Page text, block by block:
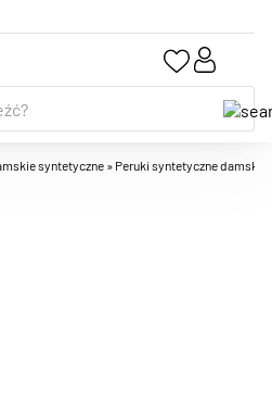
syntetyczne » Peruki syntetyczne damskie